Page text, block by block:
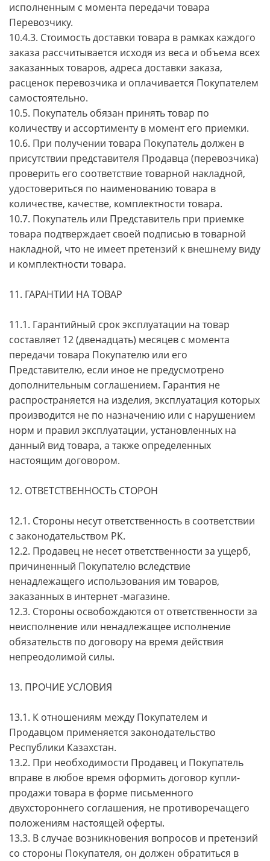
исполненным с момента передачи товара
Перевозчику.
10.4.3. Стоимость доставки товара в рамках каждого
заказа рассчитывается исходя из веса и объема всех
заказанных товаров, адреса доставки заказа,
расценок перевозчика и оплачивается Покупателем
самостоятельно.
10.5. Покупатель обязан принять товар по
количеству и ассортименту в момент его приемки.
10.6. При получении товара Покупатель должен в
присутствии представителя Продавца (перевозчика)
проверить его соответствие товарной накладной,
удостовериться по наименованию товара в
количестве, качестве, комплектности товара.
10.7. Покупатель или Представитель при приемке
товара подтверждает своей подписью в товарной
накладной, что не имеет претензий к внешнему виду
и комплектности товара.
11. ГАРАНТИИ НА ТОВАР
11.1. Гарантийный срок эксплуатации на товар
составляет 12 (двенадцать) месяцев с момента
передачи товара Покупателю или его
Представителю, если иное не предусмотрено
дополнительным соглашением. Гарантия не
распространяется на изделия, эксплуатация которых
производится не по назначению или с нарушением
норм и правил эксплуатации, установленных на
данный вид товара, а также определенных
настоящим договором.
12. ОТВЕТСТВЕННОСТЬ СТОРОН
12.1. Стороны несут ответственность в соответствии
с законодательством РК.
12.2. Продавец не несет ответственности за ущерб,
причиненный Покупателю вследствие
ненадлежащего использования им товаров,
заказанных в интернет -магазине.
12.3. Стороны освобождаются от ответственности за
неисполнение или ненадлежащее исполнение
обязательств по договору на время действия
непреодолимой силы.
13. ПРОЧИЕ УСЛОВИЯ
13.1. К отношениям между Покупателем и
Продавцом применяется законодательство
Республики Казахстан.
13.2. При необходимости Продавец и Покупатель
вправе в любое время оформить договор купли-
продажи товара в форме письменного
двухстороннего соглашения, не противоречащего
положениям настоящей оферты.
13.3. В случае возникновения вопросов и претензий
со стороны Покупателя, он должен обратиться в